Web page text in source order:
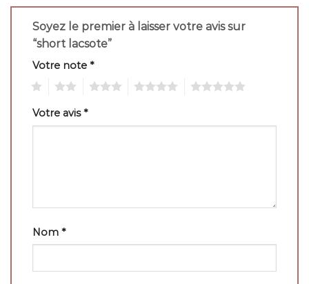
Soyez le premier à laisser votre avis sur
“short lacsote”
Votre note *
Votre avis*
Nom *